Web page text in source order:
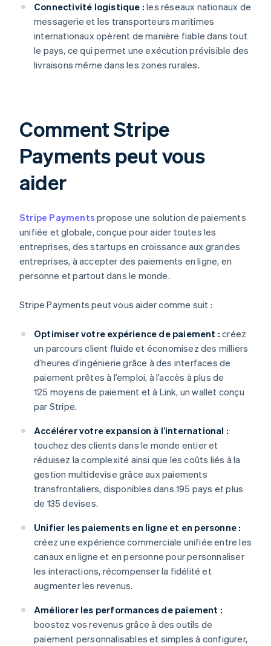
Connectivité logistique : les réseaux nationaux de
messagerie et les transporteurs maritimes
internationaux opèrent de manière fiable dans tout
le pays, ce qui permet une exécution prévisible des
livraisons même dans les zones rurales.
Comment Stripe
Payments peut vous
aider
Stripe Payments propose une solution de paiements
unifiée et globale, conçue pour aider toutes les
entreprises, des startups en croissance aux grandes
entreprises, à accepter des paiements en ligne, en
personne et partout dans le monde.
Stripe Payments peut vous aider comme suit :
Optimiser votre expérience de paiement : créez
un parcours client fluide et économisez des milliers
d’heures d’ingénierie grâce à des interfaces de
paiement prêtes à l’emploi, à l’accès à plus de
125 moyens de paiement et à Link, un wallet conçu
par Stripe.
Accélérer votre expansion à l’international :
touchez des clients dans le monde entier et
réduisez la complexité ainsi que les coûts liés à la
gestion multidevise grâce aux paiements
transfrontaliers, disponibles dans 195 pays et plus
de 135 devises.
Unifier les paiements en ligne et en personne :
créez une expérience commerciale unifiée entre les
canaux en ligne et en personne pour personnaliser
les interactions, récompenser la fidélité et
augmenter les revenus.
Améliorer les performances de paiement :
boostez vos revenus grâce à des outils de
paiement personnalisables et simples à configurer,